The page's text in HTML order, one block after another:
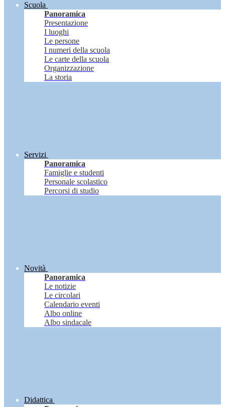
Scuola
Panoramica
Presentazione
I luoghi
Le persone
I numeri della scuola
Le carte della scuola
Organizzazione
La storia
Servizi
Panoramica
Famiglie e studenti
Personale scolastico
Percorsi di studio
Novità
Panoramica
Le notizie
Le circolari
Calendario eventi
Albo online
Albo sindacale
Didattica